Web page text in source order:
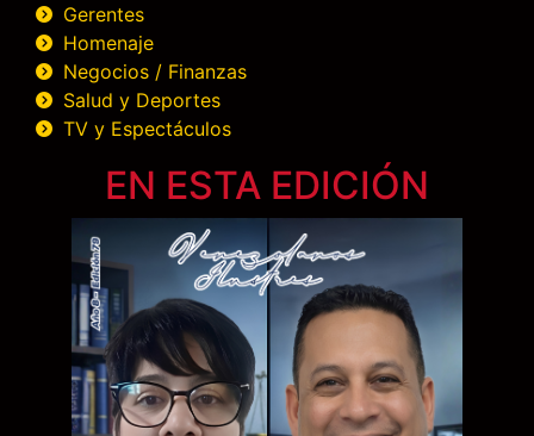
Gerentes
Homenaje
Negocios / Finanzas
Salud y Deportes
TV y Espectáculos
EN ESTA EDICIÓN